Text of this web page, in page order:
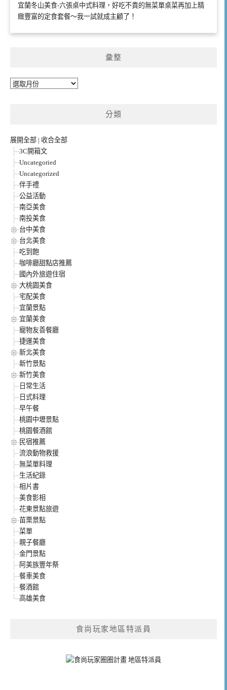
宜蘭冬山美食-六張桌中式料理，好吃不貴的無菜單桌菜再加上精
緻豐富的定食套餐～我一試就成主顧了！
彙整
彙
分類
展開全部 | 收合全部
3C開箱文
Uncategoried
Uncategorized
伴手禮
公益活動
南亞美食
南投美食
台中美食
台北美食
吃到飽
咖啡廳甜點店推薦
國內外旅遊住宿
大桃園美食
宅配美食
宜蘭景點
宜蘭美食
寵物友善餐廳
捷運美食
新北美食
新竹景點
新竹美食
日常生活
日式料理
早午餐
桃園中壢景點
桃園餐酒館
民宿推薦
流浪動物救援
無菜單料理
生活紀錄
相片書
美食影相
花東景點旅遊
苗栗景點
菜單
親子餐廳
金門景點
阿美族豐年祭
餐車美食
餐酒館
高雄美食
食尚玩家地區特派員